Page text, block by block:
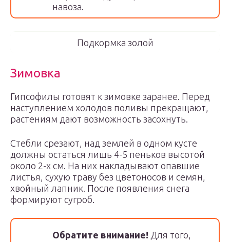
навоза.
Подкормка золой
Зимовка
Гипсофилы готовят к зимовке заранее. Перед
наступлением холодов поливы прекращают,
растениям дают возможность засохнуть.
Стебли срезают, над землей в одном кусте
должны остаться лишь 4-5 пеньков высотой
около 2-х см. На них накладывают опавшие
листья, сухую траву без цветоносов и семян,
хвойный лапник. После появления снега
формируют сугроб.
Обратите внимание! Для того,